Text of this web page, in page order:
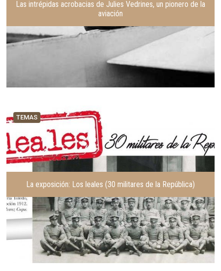
Las intrépidas acrobacias de Julies Vedrines, un pionero de la
aviación
TEMAS
La exposición: Los leales (30 militares de la República)